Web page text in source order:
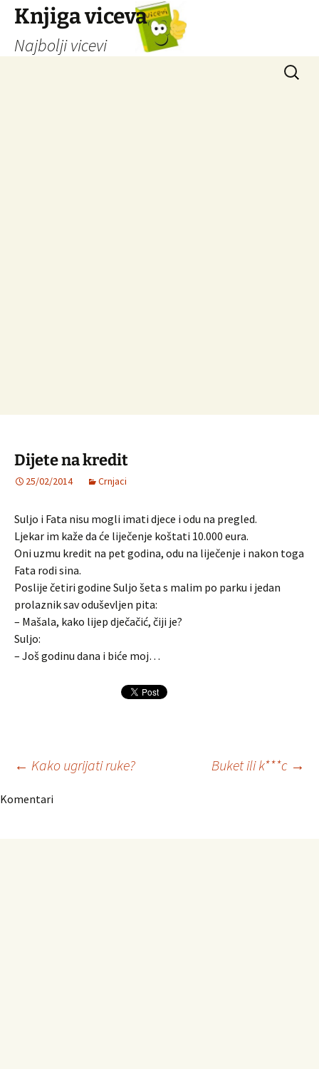
Knjiga viceva
Najbolji vicevi
Dijete na kredit
25/02/2014 Crnjaci
Suljo i Fata nisu mogli imati djece i odu na pregled.
Ljekar im kaže da će liječenje koštati 10.000 eura.
Oni uzmu kredit na pet godina, odu na liječenje i nakon toga
Fata rodi sina.
Poslije četiri godine Suljo šeta s malim po parku i jedan
prolaznik sav oduševljen pita:
– Mašala, kako lijep dječačić, čiji je?
Suljo:
– Još godinu dana i biće moj…
Navigacija
← Kako ugrijati ruke? Buket ili k***c →
Komentari